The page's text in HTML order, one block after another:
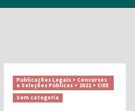
Publicações Legais > Concursos
e Seleções Públicas > 2021 > CIEE
Sem categoria